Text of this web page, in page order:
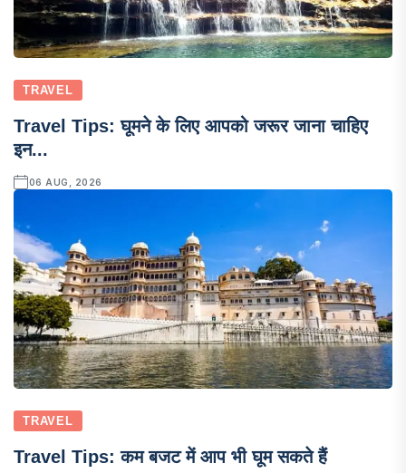
TRAVEL
Travel Tips: घूमने के लिए आपको जरूर जाना चाहिए
इन...
06 AUG, 2026
TRAVEL
Travel Tips: कम बजट में आप भी घूम सकते हैं